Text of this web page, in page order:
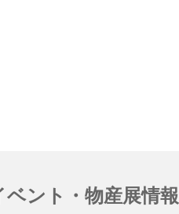
ベント・物産展情報